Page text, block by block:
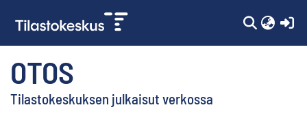
OTOS
Tilastokeskuksen julkaisut verkossa